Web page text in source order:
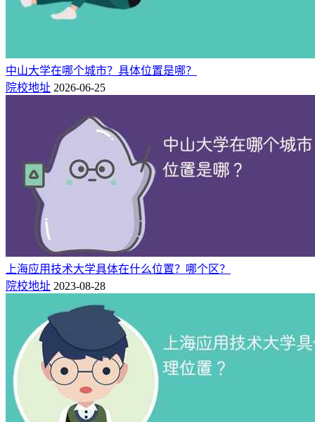
中山大学在哪个城市？具体位置是哪？
院校地址 2026-06-25
上海应用技术大学具体在什么位置？哪个区？
院校地址 2023-08-28